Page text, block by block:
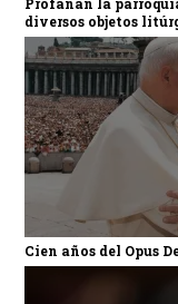
diversos objetos
Cien años del Opus